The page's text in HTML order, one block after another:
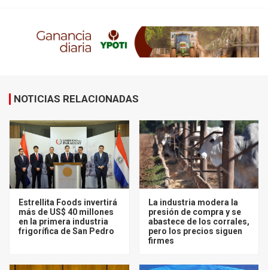
NOTICIAS RELACIONADAS
Estrellita Foods invertirá
más de US$ 40 millones
en la primera industria
frigorífica de San Pedro
La industria modera la
presión de compra y se
abastece de los corrales,
pero los precios siguen
firmes